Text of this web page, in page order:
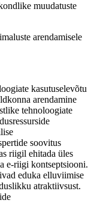
muudatuste
arendamisele
kasutuselevõtu
arendamine
tehnoloogiate
soovitus
riigil ehitada üles
e-riigi kontseptsiooni.
eduka elluviimise
atraktiivsust.